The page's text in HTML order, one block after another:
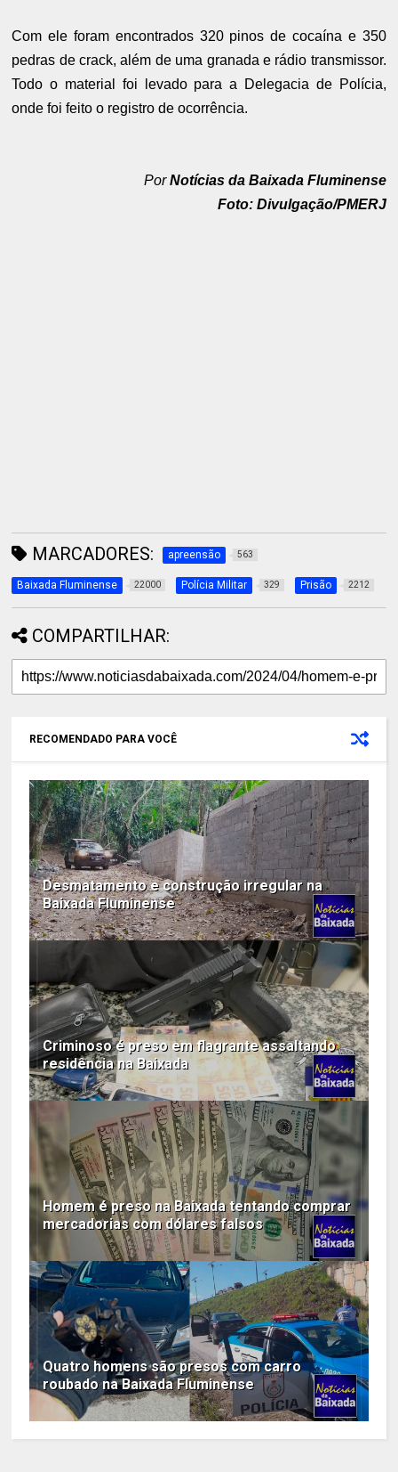
Com ele foram encontrados 320 pinos de cocaína e 350
pedras de crack, além de uma granada e rádio transmissor.
Todo o material foi levado para a Delegacia de Polícia,
onde foi feito o registro de ocorrência.
PorNotícias da Baixada Fluminense
Foto: Divulgação/PMERJ
MARCADORES: apreensão 563
Baixada Fluminense 22000 Polícia Militar 329 Prisão 2212
COMPARTILHAR:
RECOMENDADO PARA VOCÊ
Desmatamento e construção irregular na
Baixada Fluminense
Criminoso é preso em flagrante assaltando
residência na Baixada
Homem é preso na Baixada tentando comprar
mercadorias com dólares falsos
Quatro homens são presos com carro
roubado na Baixada Fluminense